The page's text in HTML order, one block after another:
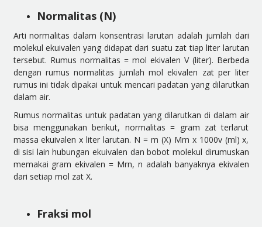
Normalitas (N)
Arti normalitas dalam konsentrasi larutan adalah jumlah dari
molekul ekuivalen yang didapat dari suatu zat tiap liter larutan
tersebut. Rumus normalitas = mol ekivalen V (liter). Berbeda
dengan rumus normalitas jumlah mol ekivalen zat per liter
rumus ini tidak dipakai untuk mencari padatan yang dilarutkan
dalam air.
Rumus normalitas untuk padatan yang dilarutkan di dalam air
bisa menggunakan berikut, normalitas = gram zat terlarut
massa ekuivalen x liter larutan. N = m (X) Mm x 1000v (ml) x,
di sisi lain hubungan ekuivalen dan bobot molekul dirumuskan
memakai gram ekivalen = Mrn, n adalah banyaknya ekivalen
dari setiap mol zat X.
Fraksi mol